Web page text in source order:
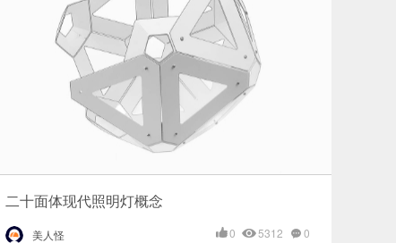
二十面体现代照明灯概念
美人怪 0 5312 0